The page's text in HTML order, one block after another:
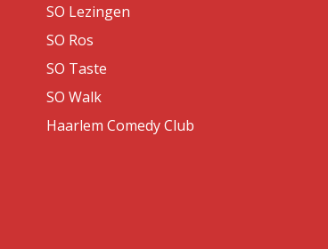
SO Lezingen
SO Ros
SO Taste
SO Walk
Haarlem Comedy Club